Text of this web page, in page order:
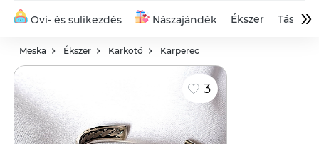
Ovi- és sulikezdés Nászajándék Ékszer Táska»
Meska Ékszer Karkötő Karperec
3